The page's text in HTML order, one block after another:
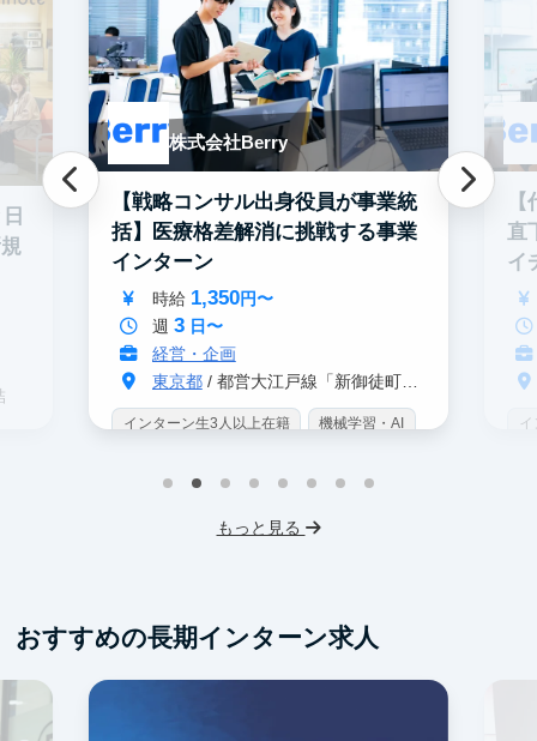
株式会社Berry
【戦略コンサル出身役員が事業統
括】医療格差解消に挑戦する事業
インターン
時給 1,350円〜
週 3日〜
経営・企画
東京都/ 都営大江戸線「新御徒町駅」 A4出口 徒歩3分
インターン生3人以上在籍 機械学習・AI
直
イ
ン
もっと見る
おすすめの長期インターン求人